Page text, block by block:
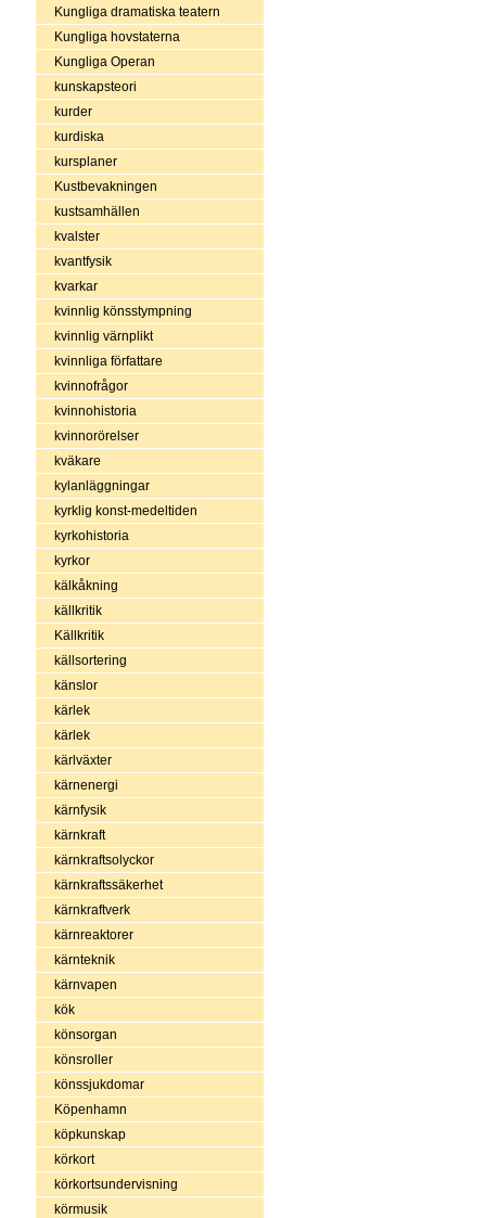
Kungliga dramatiska teatern
Kungliga hovstaterna
Kungliga Operan
kunskapsteori
kurder
kurdiska
kursplaner
Kustbevakningen
kustsamhällen
kvalster
kvantfysik
kvarkar
kvinnlig könsstympning
kvinnlig värnplikt
kvinnliga författare
kvinnofrågor
kvinnohistoria
kvinnorörelser
kväkare
kylanläggningar
kyrklig konst-medeltiden
kyrkohistoria
kyrkor
kälkåkning
källkritik
Källkritik
källsortering
känslor
kärlek
kärlek
kärlväxter
kärnenergi
kärnfysik
kärnkraft
kärnkraftsolyckor
kärnkraftssäkerhet
kärnkraftverk
kärnreaktorer
kärnteknik
kärnvapen
kök
könsorgan
könsroller
könssjukdomar
Köpenhamn
köpkunskap
körkort
körkortsundervisning
körmusik